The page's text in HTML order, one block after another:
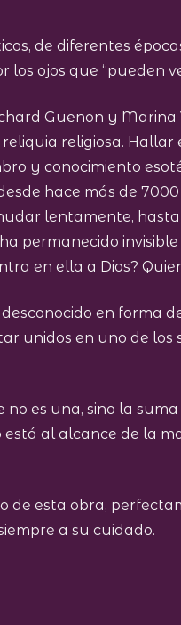
de diferentes
ojos que “pueden
Guenon y Marina
religiosa.
y conocimiento
hace más de 7000
lentamente,
permanecido invisible
en ella a Dios?
en forma
unidos en uno de los
es una, sino la
al alcance de la
de esta obra,
a su cuidado.